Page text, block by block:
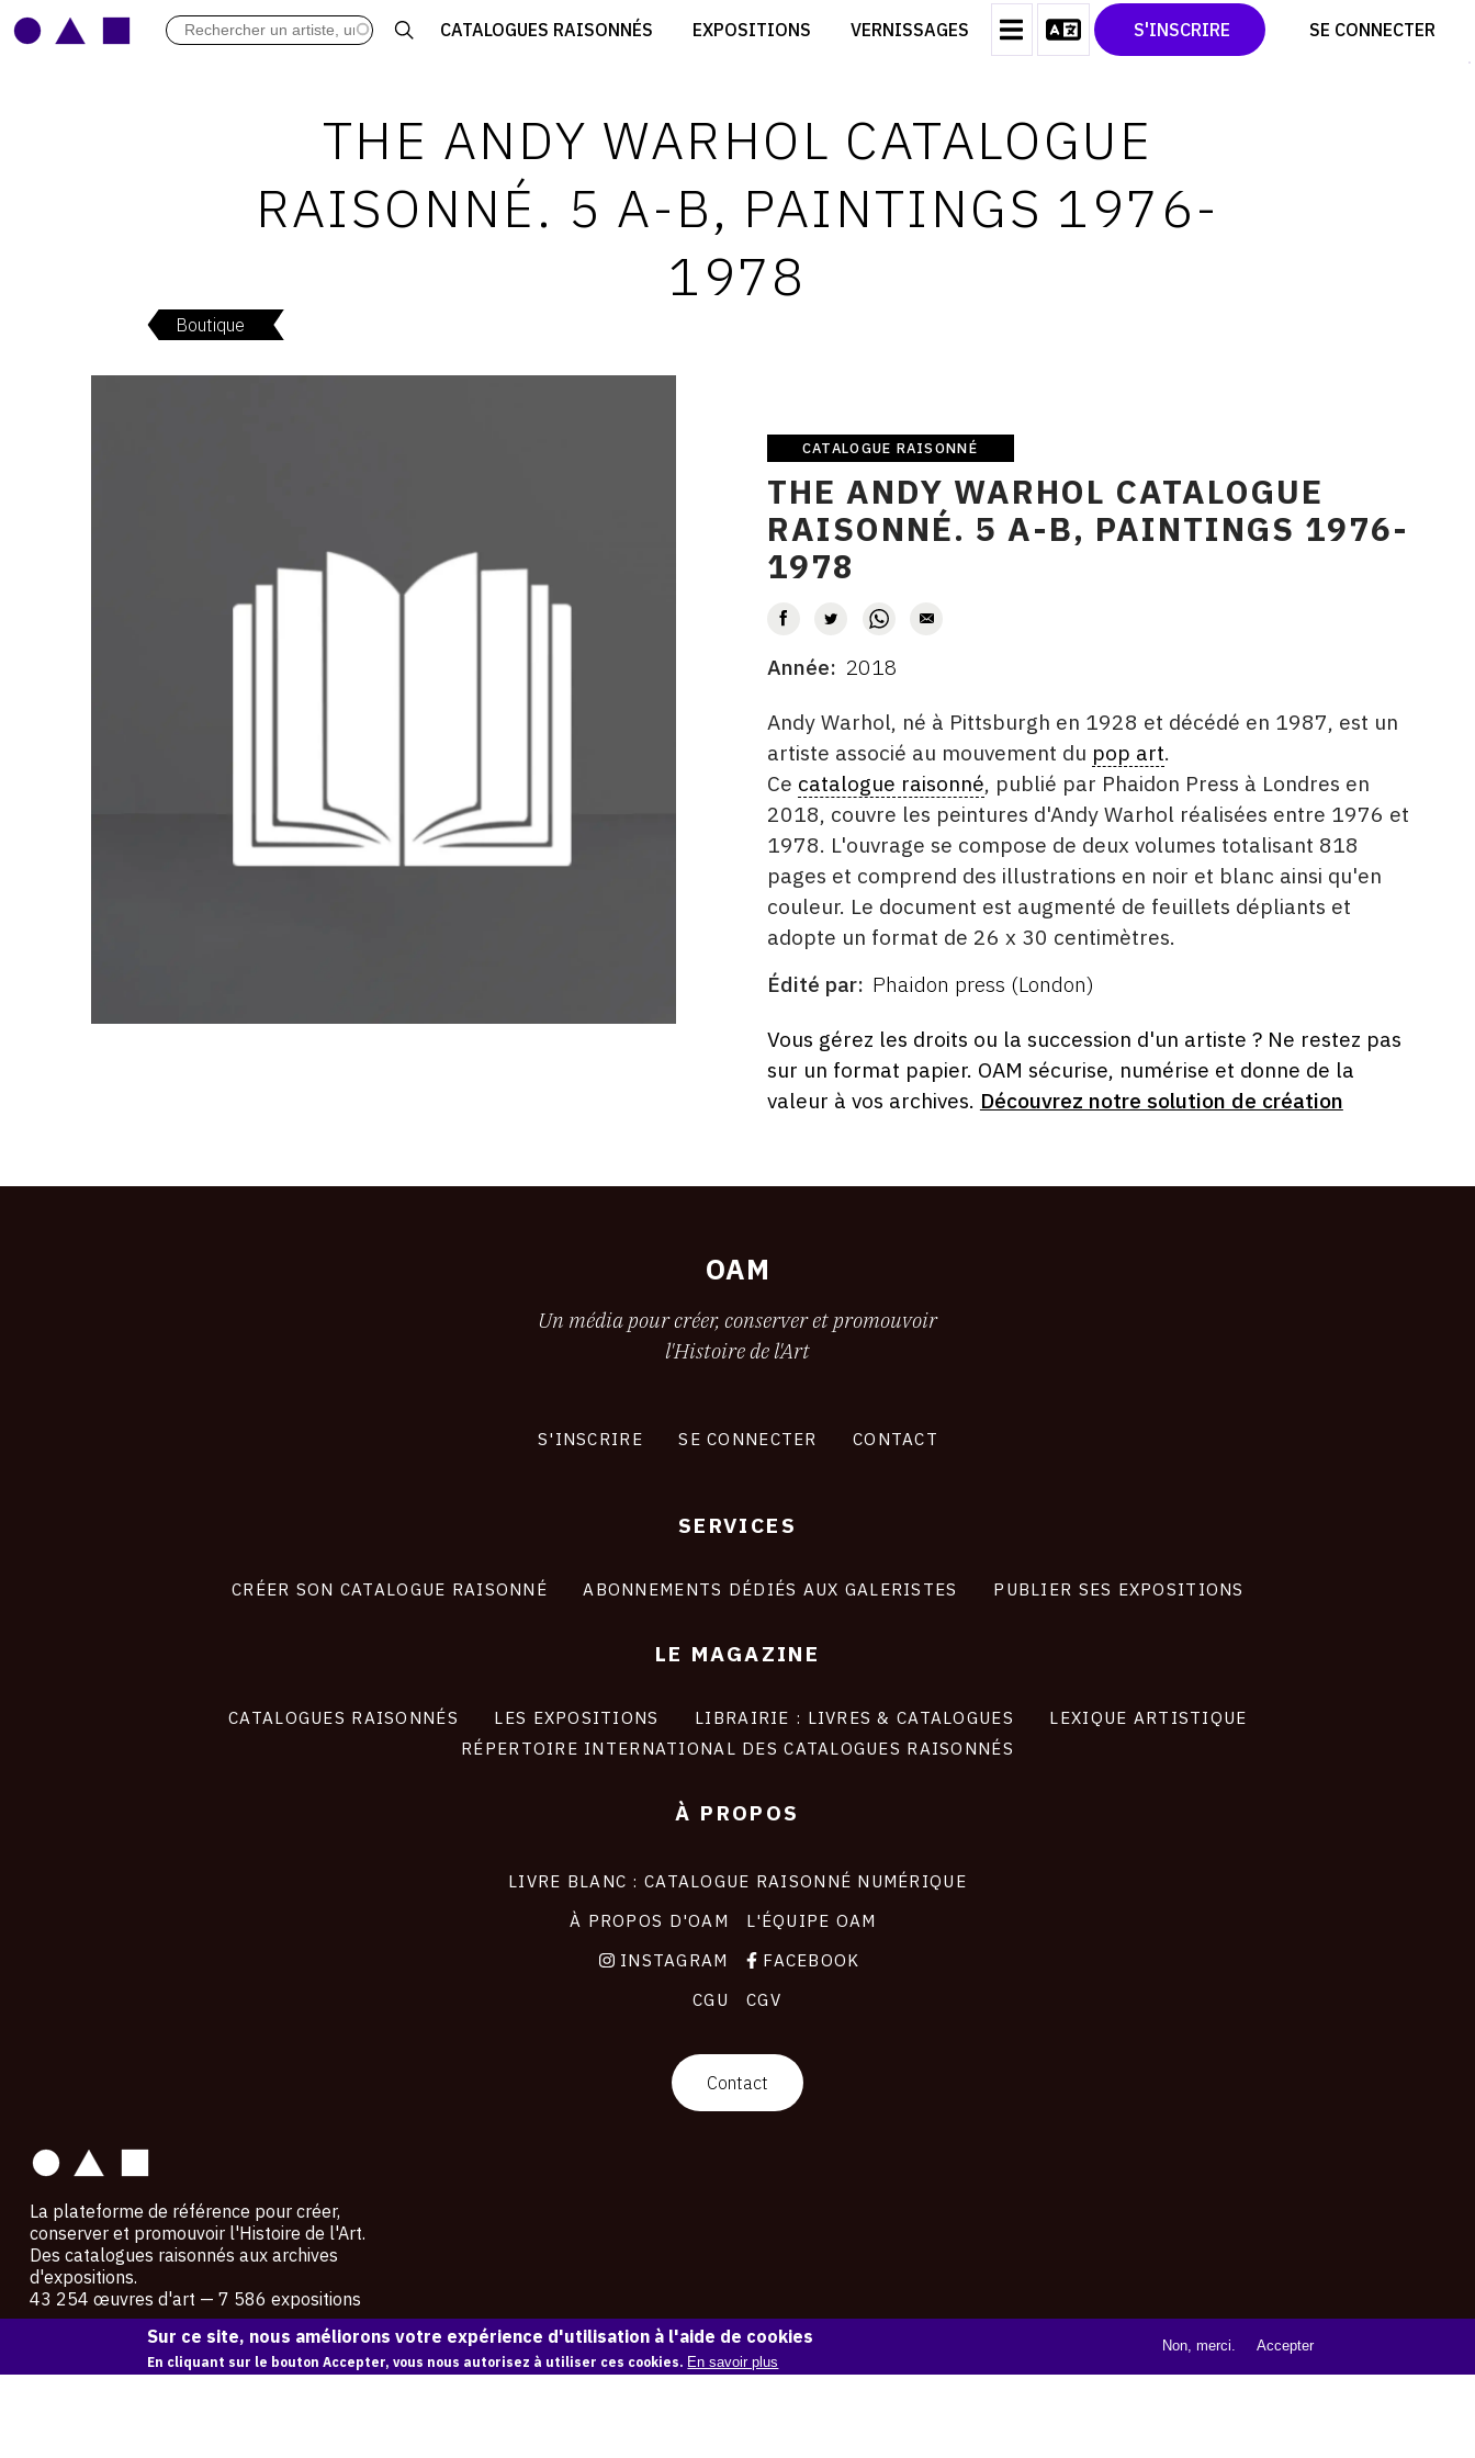
CATALOGUES RAISONNÉS EXPOSITIONS VERNISSAGES S'INSCRIRE SE CONNECTER
ARCHIVES DES EXPOSITIONS
LEXIQUE ARTISTIQUE
CRÉER SON CATALOGUE D'EXPO
CONTACT
CGU
TWITTER
PINTEREST
THE ANDY WARHOL CATALOGUE
RAISONNÉ. 5 A-B, PAINTINGS 1976-
1978
Boutique
Catalogue
raisonné
CATALOGUE RAISONNÉ
THE ANDY WARHOL CATALOGUE
RAISONNÉ. 5 A-B, PAINTINGS 1976-
1978
AUTEUR
DATE
Année 2018
DESCRITPTION
Andy Warhol, né à Pittsburgh en 1928 et décédé en 1987, est un
artiste associé au mouvement du pop art.
Ce catalogue raisonné, publié par Phaidon Press à Londres en
2018, couvre les peintures d'Andy Warhol réalisées entre 1976 et
1978. L'ouvrage se compose de deux volumes totalisant 818
pages et comprend des illustrations en noir et blanc ainsi qu'en
couleur. Le document est augmenté de feuillets dépliants et
adopte un format de 26 x 30 centimètres.
ÉDITÉ
Édité par Phaidon press (London)
FORMAT
ÉTAT
Vous gérez les droits ou la succession d'un artiste ? Ne restez pas
sur un format papier. OAM sécurise, numérise et donne de la
valeur à vos archives. Découvrez notre solution de création
OAM
Un média pour créer, conserver et promouvoir
l'Histoire de l'Art
S'INSCRIRE SE CONNECTER CONTACT
SERVICES
CRÉER SON CATALOGUE RAISONNÉ ABONNEMENTS DÉDIÉS AUX GALERISTES PUBLIER SES EXPOSITIONS
LE MAGAZINE
CATALOGUES RAISONNÉS LES EXPOSITIONS LIBRAIRIE : LIVRES & CATALOGUES
LEXIQUE ARTISTIQUE
RÉPERTOIRE INTERNATIONAL DES CATALOGUES RAISONNÉS
À PROPOS
LIVRE BLANC : CATALOGUE RAISONNÉ NUMÉRIQUE
À PROPOS D'OAM
L'ÉQUIPE OAM
INSTAGRAM
FACEBOOK
CGU
CGV
Contact
La plateforme de référence pour créer,
conserver et promouvoir l'Histoire de l'Art.
Des catalogues raisonnés aux archives
d'expositions.
43 254 œuvres d'art — 7 586 expositions
Copyright © OAM 2026. Tous droits réservés.
Sur ce site, nous améliorons votre expérience d'utilisation à l'aide de cookies
En cliquant sur le bouton Accepter, vous nous autorisez à utiliser ces cookies. En savoir plus
Non, merci. Accepter